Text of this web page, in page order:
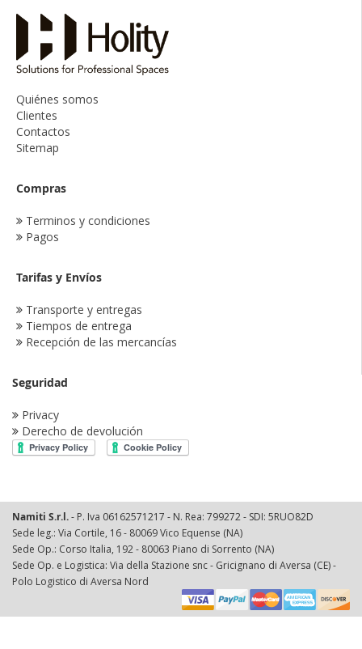
Quiénes somos
Clientes
Contactos
Sitemap
Compras
Terminos y condiciones
Pagos
Tarifas y Envíos
Transporte y entregas
Tiempos de entrega
Recepción de las mercancías
Seguridad
Privacy
Derecho de devolución
Namiti S.r.l.- P. Iva 06162571217 - N. Rea: 799272 - SDI: 5RUO82D
Sede leg.: Via Cortile, 16 - 80069 Vico Equense (NA)
Sede Op.: Corso Italia, 192 - 80063 Piano di Sorrento (NA)
Sede Op. e Logistica: Via della Stazione snc - Gricignano di Aversa (CE) -
Polo Logistico di Aversa Nord